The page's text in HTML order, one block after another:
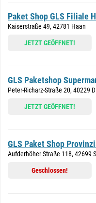
Paket Shop GLS Filiale
Kaiserstraße 49, 42781 Haan
JETZT GEÖFFNET!
GLS Paketshop
Peter-Richarz-Straße 20, 40229
JETZT GEÖFFNET!
GLS Paket Shop
Aufderhöher Straße 118, 42699
Geschlossen!